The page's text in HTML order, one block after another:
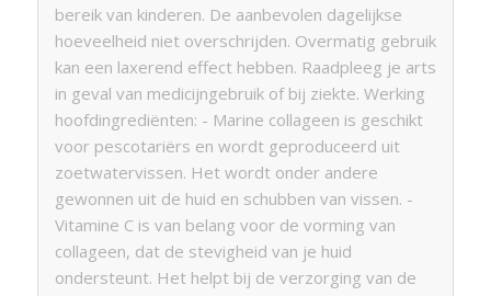
bereik van kinderen. De aanbevolen dagelijkse
hoeveelheid niet overschrijden. Overmatig gebruik
kan een laxerend effect hebben. Raadpleeg je arts
in geval van medicijngebruik of bij ziekte. Werking
hoofdingrediënten: - Marine collageen is geschikt
voor pescotariërs en wordt geproduceerd uit
zoetwatervissen. Het wordt onder andere
gewonnen uit de huid en schubben van vissen. -
Vitamine C is van belang voor de vorming van
collageen, dat de stevigheid van je huid
ondersteunt. Het helpt bij de verzorging van de